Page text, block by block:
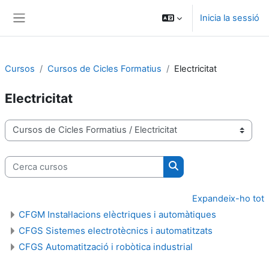
Inicia la sessió
Cursos Cursos de Cicles Formatius Electricitat
Electricitat
Categories de cursos
Cerca cursos
Cerca cursos
Expandeix-ho tot
CFGM Instal·lacions elèctriques i automàtiques
CFGS Sistemes electrotècnics i automatitzats
CFGS Automatització i robòtica industrial